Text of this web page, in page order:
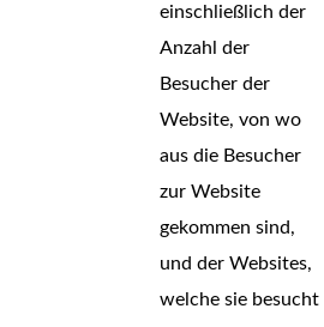
einschließlich der
Anzahl der
Besucher der
Website, von wo
aus die Besucher
zur Website
gekommen sind,
und der Websites,
welche sie besucht